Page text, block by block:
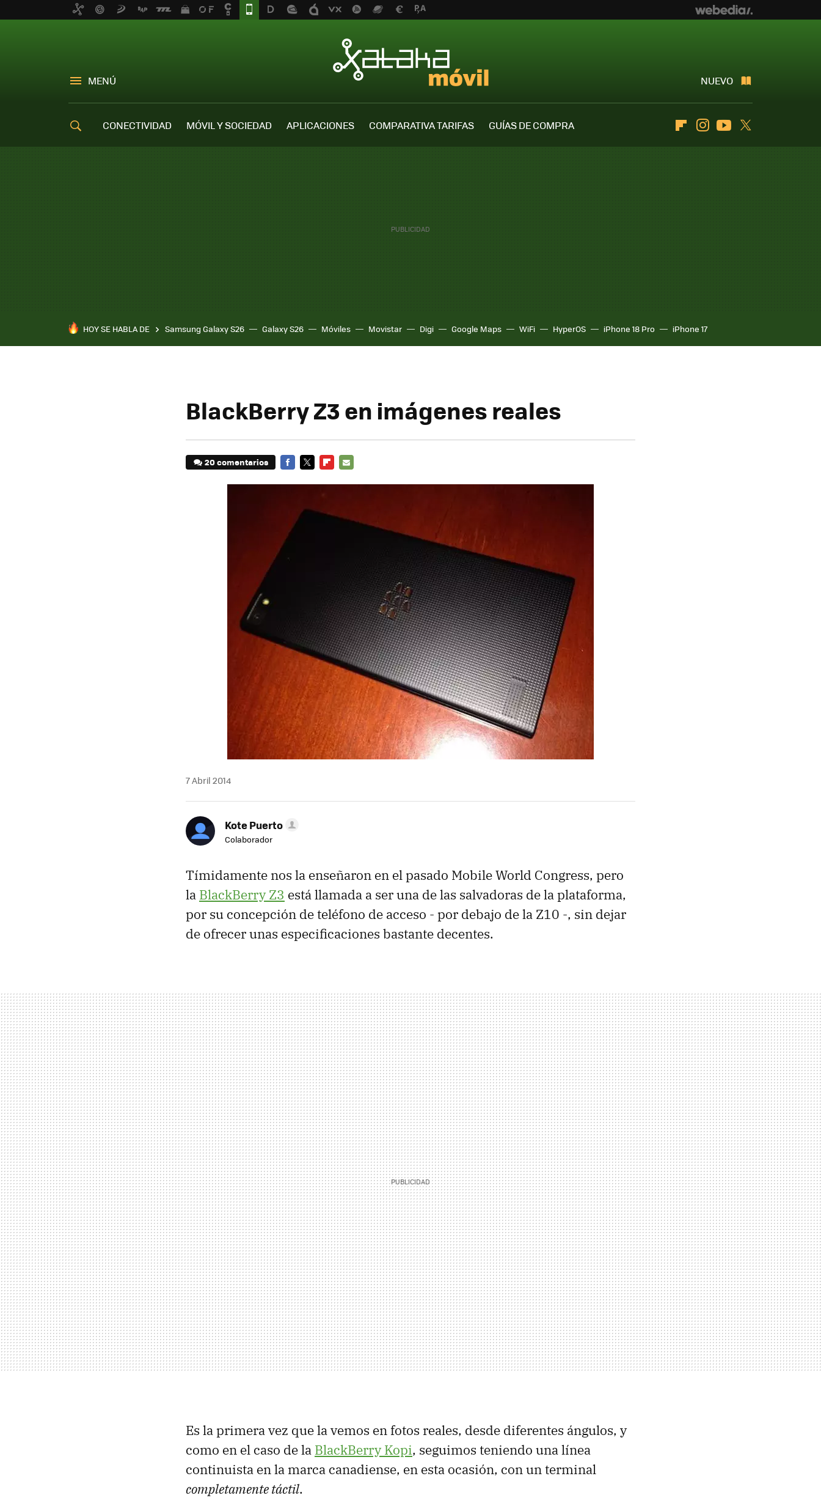
MENÚ NUEVO
CONECTIVIDAD MÓVIL Y SOCIEDAD APLICACIONES COMPARATIVA TARIFAS
GUÍAS DE COMPRA
FlipboardInstagramYoutube
HOY SE HABLA DE Samsung Galaxy S26 Galaxy S26 Móviles Movistar Digi Google Maps WiFi HyperOS iPhone 18 Pro iPhone 17
BlackBerry Z3 en imágenes reales
20 comentarios
7 Abril 2014
Kote Puerto
Colaborador
Tímidamente nos la enseñaron en el pasado Mobile World Congress, pero
la BlackBerry Z3 está llamada a ser una de las salvadoras de la plataforma,
por su concepción de teléfono de acceso - por debajo de la Z10 -, sin dejar
de ofrecer unas especificaciones bastante decentes.
Es la primera vez que la vemos en fotos reales, desde diferentes ángulos, y
como en el caso de la BlackBerry Kopi, seguimos teniendo una línea
continuista en la marca canadiense, en esta ocasión, con un terminal
completamente táctil.